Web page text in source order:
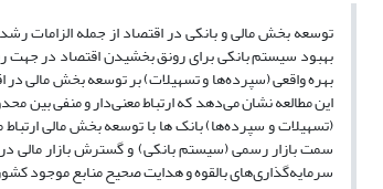
توسعه بخش مالی و بانکی در اقتصاد از جمله الزامات
بهبود سیستم بانکی برای رونق بخشیدن اقتصاد در جهت
این مطالعه نشان می‌دهد که ارتباط معنی‌دار و منفی بین
(تسهیلات و سپرده‌ها) بانک ها با توسعه بخش مالی
سمت بازار رسمی (سیستم بانکی) و گسترش بازار مالی
سرمایه‌گذاری‌های بالقوه و هدایت صحیح منابع موجود